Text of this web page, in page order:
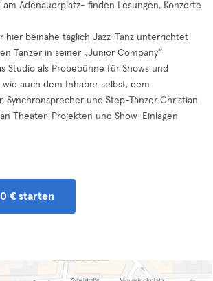
Adenauerplatz- finden Lesungen, Konzerte
hier beinahe täglich Jazz-Tanz unterrichtet
Tänzer in seiner „Junior Company“
Studio als Probebühne für Shows und
auch dem Inhaber selbst, dem
Synchronsprecher und Step-Tänzer Christian
Theater-Projekten und Show-Einlagen
€ starten